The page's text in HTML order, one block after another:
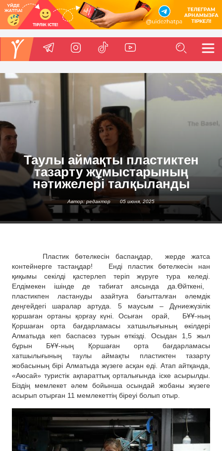
Таулы аймақты пластиктен
тазарту жұмыстарының
нәтижелері талқыланды
Автор: редактор 05 июня, 2025
Пластик бөтелкесін баспаңдар, жерде жатса
контейнерге тастаңдар!
Енді пластик бөтелкесін нан
қиқымы секілді қастерлеп теріп жүруге тура келеді.
Елдімекен ішінде де табиғат аясында да.Өйткені,
пластикпен ластануды азайтуға бағытталған әлемдік
деңгейдегі шаралар артуда. 5 маусым – Дүниежүзілік
қоршаған ортаны қорғау күні. Осыған орай,
БҰҰ-ның
Қоршаған орта бағдарламасы хатшылығының өкілдері
Алматыда кеп баспасөз турын өткізді. Осыдан 1,5 жыл
бұрын БҰҰ-ның Қоршаған орта бағдарламасы
хатшылығының таулы аймақты пластиктен тазарту
жобасының бірі Алматыда жүзеге асқан еді. Атап айтқанда,
«Аюсай» туристік ақпараттық орталығында іске асырылды.
Біздің мемлекет әлем бойынша осындай жобаны жүзеге
асырып отырған 11 мемлекеттің біреуі болып отыр.